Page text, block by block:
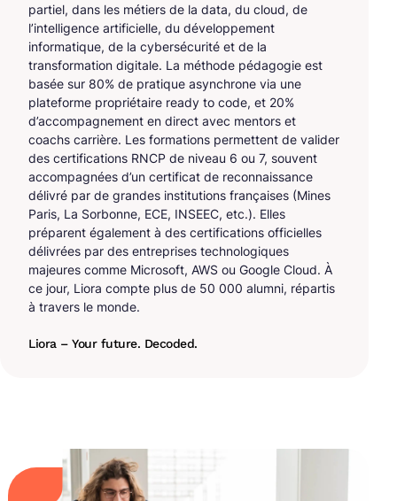
partiel, dans les métiers de la data, du cloud, de
l’intelligence artificielle, du développement
informatique, de la cybersécurité et de la
transformation digitale. La méthode pédagogie est
basée sur 80% de pratique asynchrone via une
plateforme propriétaire ready to code, et 20%
d’accompagnement en direct avec mentors et
coachs carrière. Les formations permettent de valider
des certifications RNCP de niveau 6 ou 7, souvent
accompagnées d’un certificat de reconnaissance
délivré par de grandes institutions françaises (Mines
Paris, La Sorbonne, ECE, INSEEC, etc.). Elles
préparent également à des certifications officielles
délivrées par des entreprises technologiques
majeures comme Microsoft, AWS ou Google Cloud. À
ce jour, Liora compte plus de 50 000 alumni, répartis
à travers le monde.
Liora – Your future. Decoded.